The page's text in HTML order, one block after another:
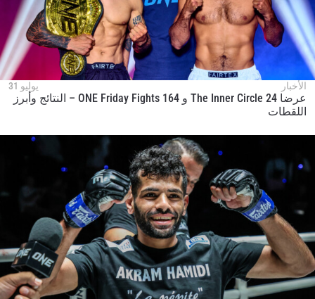
الأخبار يوليو 31
عرضا The Inner Circle 24 و ONE Friday Fights 164 – النتائج وأبرز
اللقطات
ابق على اطّلاع